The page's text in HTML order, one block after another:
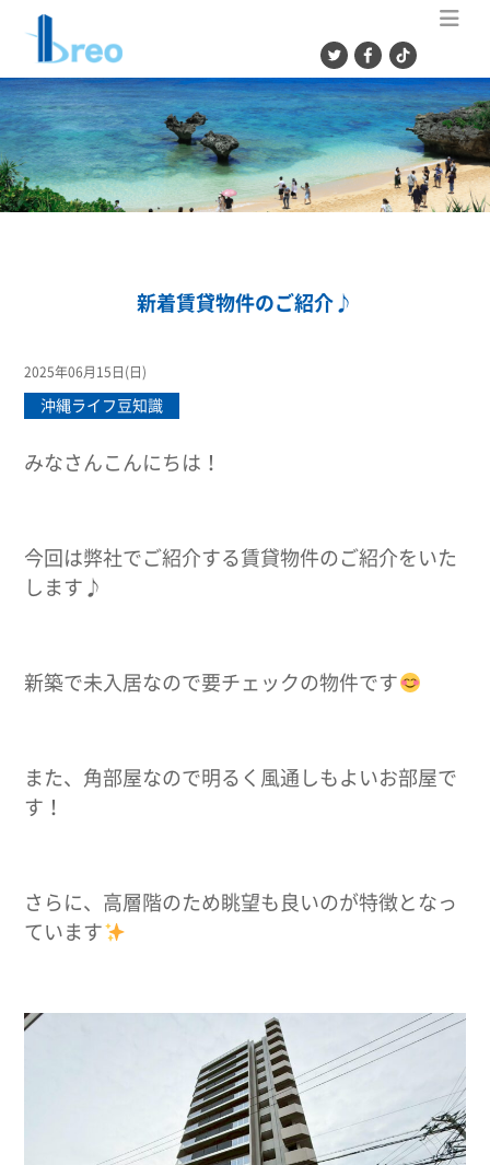
新着賃貸物件のご紹介♪
2025年06月15日(日)
沖縄ライフ豆知識
みなさんこんにちは！
今回は弊社でご紹介する賃貸物件のご紹介をいた
します♪
新築で未入居なので要チェックの物件です
また、角部屋なので明るく風通しもよいお部屋で
す！
さらに、高層階のため眺望も良いのが特徴となっ
ています